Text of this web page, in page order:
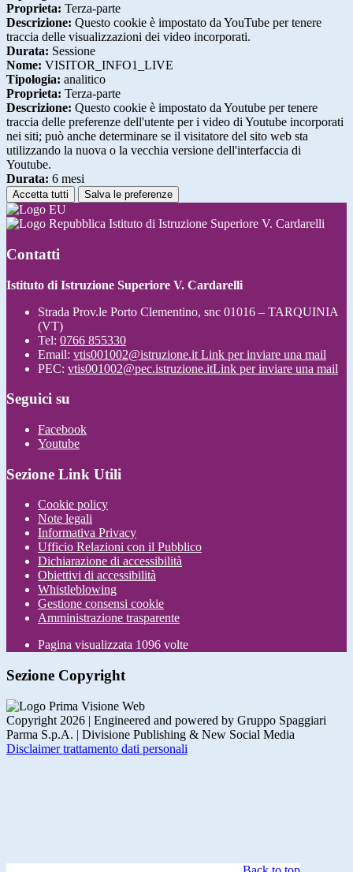
Proprieta: Terza-parte
Descrizione: Questo cookie è impostato da YouTube per tenere
traccia delle visualizzazioni dei video incorporati.
Durata: Sessione
Nome: VISITOR_INFO1_LIVE
Tipologia: analitico
Proprieta: Terza-parte
Descrizione: Questo cookie è impostato da Youtube per tenere
traccia delle preferenze dell'utente per i video di Youtube incorporati
nei siti; può anche determinare se il visitatore del sito web sta
utilizzando la nuova o la vecchia versione dell'interfaccia di
Youtube.
Durata: 6 mesi
Accetta tutti Salva le preferenze
Istituto di Istruzione Superiore V. Cardarelli
Contatti
Istituto di Istruzione Superiore V. Cardarelli
Strada Prov.le Porto Clementino, snc 01016 – TARQUINIA
(VT)
Tel: 0766 855330
Email: vtis001002@istruzione.it Link per inviare una mail
PEC: vtis001002@pec.istruzione.itLink per inviare una mail
Seguici su
Facebook
Youtube
Sezione Link Utili
Cookie policy
Note legali
Informativa Privacy
Ufficio Relazioni con il Pubblico
Dichiarazione di accessibilità
Obiettivi di accessibilità
Whistleblowing
Gestione consensi cookie
Amministrazione trasparente
Pagina visualizzata 1096 volte
Sezione Copyright
Copyright 2026 | Engineered and powered by Gruppo Spaggiari
Parma S.p.A. | Divisione Publishing & New Social Media
Disclaimer trattamento dati personali